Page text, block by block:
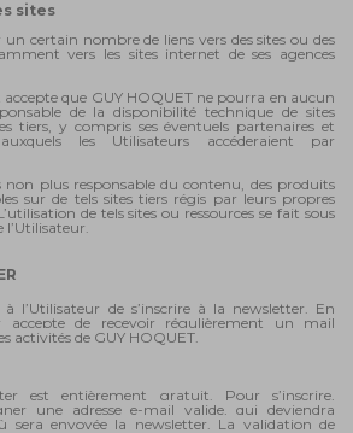
sites
certain nombre de liens vers des sites ou des
vers les sites internet de ses agences
que GUY HOQUET ne pourra en aucun
de la disponibilité technique de sites
tiers, y compris ses éventuels partenaires et
les Utilisateurs accéderaient par
non plus responsable du contenu, des produits
sur de tels sites tiers régis par leurs propres
de tels sites ou ressources se fait sous
l’Utilisateur.
l’Utilisateur de s’inscrire à la newsletter. En
accepte de recevoir régulièrement un mail
activités de GUY HOQUET.
est entièrement gratuit. Pour s’inscrire,
une adresse e-mail valide, qui deviendra
sera envoyée la newsletter. La validation de